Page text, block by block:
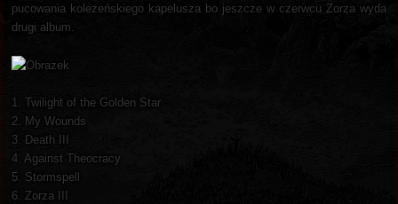
pucowania koleżeńskiego kapelusza bo jeszcze w czerwcu Zorza wyda
drugi album.
1. Twilight of the Golden Star
2. My Wounds
3. Death III
4. Against Theocracy
5. Stormspell
6. Zorza III